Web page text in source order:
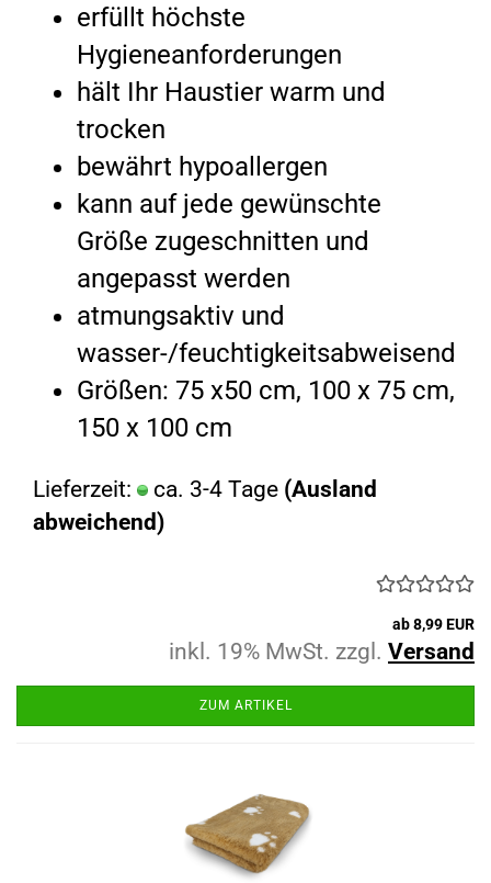
erfüllt höchste
Hygieneanforderungen
hält Ihr Haustier warm und
trocken
bewährt hypoallergen
kann auf jede gewünschte
Größe zugeschnitten und
angepasst werden
atmungsaktiv und
wasser-/feuchtigkeitsabweisend
Größen: 75 x50 cm, 100 x 75 cm,
150 x 100 cm
Lieferzeit: ca. 3-4 Tage (Ausland
abweichend)
ab 8,99 EUR
inkl. 19% MwSt. zzgl. Versand
ZUM ARTIKEL